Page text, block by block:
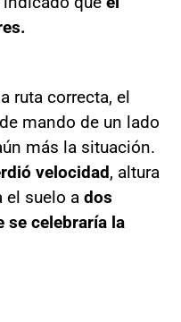
ruta correcta, el
mando de un lado
más la situación.
velocidad, altura
el suelo a dos
se celebraría la